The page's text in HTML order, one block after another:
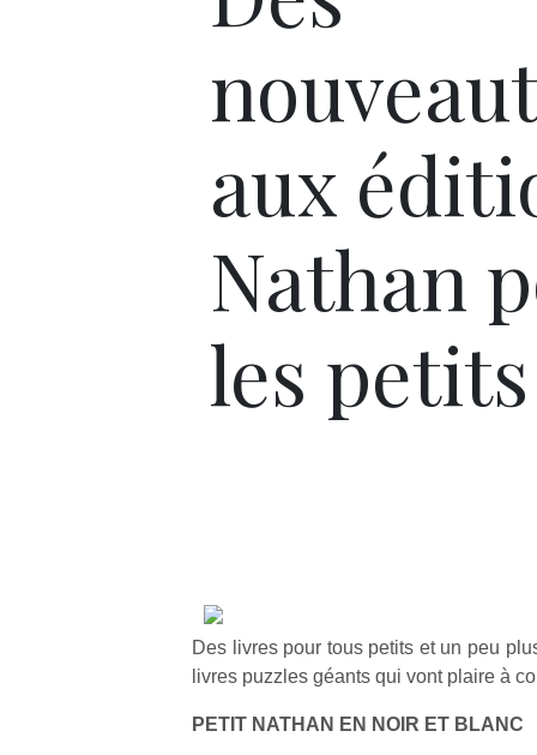
aux
Nathan
les
Des livres pour tous petits et un peu
livres puzzles géants qui vont plaire à
PETIT NATHAN EN NOIR ET BLANC